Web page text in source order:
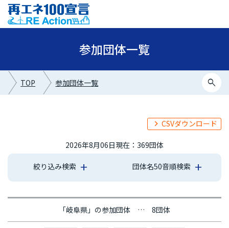
参加団体一覧
TOP 参加団体一覧 search
CSVダウンロード
2026年8月06日現在：369団体
絞り込み検索 団体名50音順検索
「岐阜県」の参加団体 … 8団体